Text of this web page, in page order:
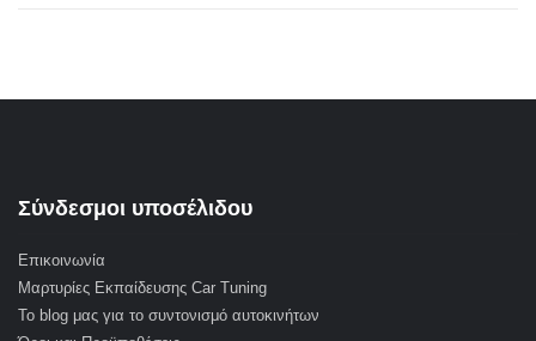
Σύνδεσμοι υποσέλιδου
Επικοινωνία
Μαρτυρίες Εκπαίδευσης Car Tuning
Το blog μας για το συντονισμό αυτοκινήτων